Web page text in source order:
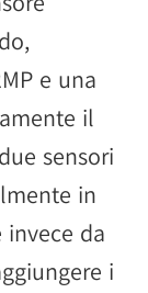
e una
il
sensori
in
da
i